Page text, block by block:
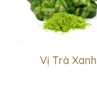
Vị Trà Xanh